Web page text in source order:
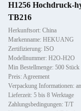
H1256 Hochdruck-
TB216
Herkunftsort: China
Markenname: HEKUANG
Zertifizierung: ISO
Modellnummer: H2O-H2O
Min Bestellmenge: 500 Stück
Preis: Agreement
Verpackung Informationen:
Lieferzeit: 5 bis 8 Werktage
Zahlungsbedingungen: T/T